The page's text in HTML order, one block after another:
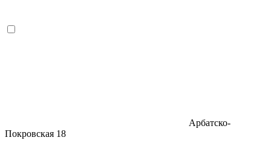
Арбатско-
Покровская 18